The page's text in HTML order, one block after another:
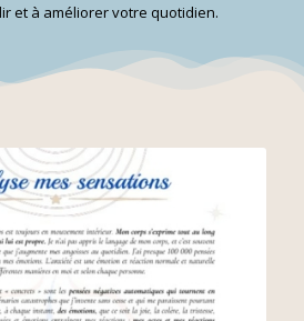
et à améliorer votre quotidien.